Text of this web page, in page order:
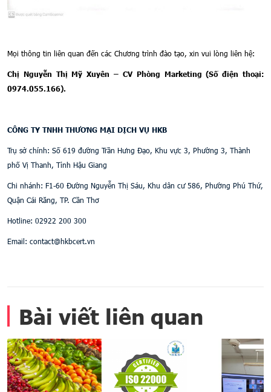
Mọi thông tin liên quan đến các Chương trình đào tạo, xin vui lòng liên hệ:
Chị Nguyễn Thị Mỹ Xuyên – CV Phòng Marketing (Số điện thoại:
0974.055.166).
CÔNG TY TNHH THƯƠNG MẠI DỊCH VỤ HKB
Trụ sở chính: Số 619 đường Trần Hưng Đạo, Khu vực 3, Phường 3, Thành
phố Vị Thanh, Tỉnh Hậu Giang
Chi nhánh: F1-60 Đường Nguyễn Thị Sáu, Khu dân cư 586, Phường Phú Thứ,
Quận Cái Răng, TP. Cần Thơ
Hotline: 02922 200 300
Email: contact@hkbcert.vn
Bài viết liên quan